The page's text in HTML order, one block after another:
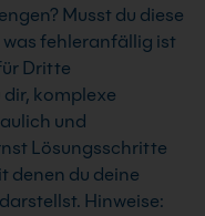
Musst du diese
fehleranfällig ist
Dritte
komplexe
und
Lösungsschritte
denen du deine
Hinweise: